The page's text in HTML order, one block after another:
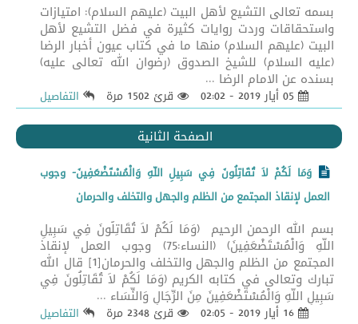
بسمه تعالى التشيع لأهل البيت (عليهم السلام): امتيازات
واستحقاقات وردت روايات كثيرة في فضل التشيع لأهل
البيت (عليهم السلام) منها ما في كتاب عيون أخبار الرضا
(عليه السلام) للشيخ الصدوق (رضوان الله تعالى عليه)
بسنده عن الامام الرضا ...
قرئ 1502 مرة التفاصيل
الصفحة الثانية
وَمَا لَكُمْ لاَ تُقَاتِلُونَ فِي سَبِيلِ اللّهِ وَالْمُسْتَضْعَفِينَ- وجوب
العمل لإنقاذ المجتمع من الظلم والجهل والتخلف والحرمان
بسم الله الرحمن الرحيم (وَمَا لَكُمْ لاَ تُقَاتِلُونَ فِي سَبِيلِ
اللّهِ وَالْمُسْتَضْعَفِينَ) (النساء:75) وجوب العمل لإنقاذ
المجتمع من الظلم والجهل والتخلف والحرمان[1] قال الله
تبارك وتعالى في كتابه الكريم (وَمَا لَكُمْ لاَ تُقَاتِلُونَ فِي
سَبِيلِ اللّهِ وَالْمُسْتَضْعَفِينَ مِنَ الرِّجَالِ وَالنِّسَاء ...
قرئ 2348 مرة التفاصيل